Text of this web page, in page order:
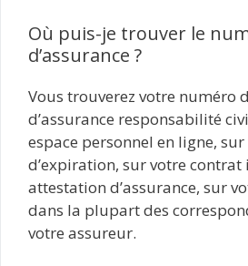
Où puis-je trouver le
d’assurance ?
Vous trouverez votre numéro
d’assurance responsabilité
espace personnel en ligne,
d’expiration, sur votre
attestation d’assurance, sur
dans la plupart des
votre assureur.